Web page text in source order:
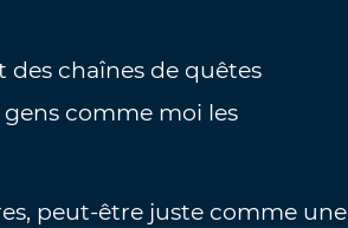
des chaînes de quêtes
gens comme moi les
peut-être juste comme une